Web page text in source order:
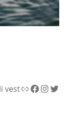
vestLink Facebook InstagramTwitter